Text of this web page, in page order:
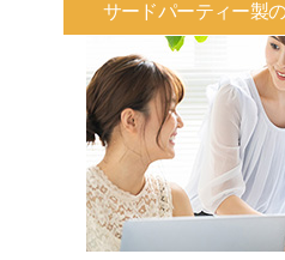
サードパーティー製